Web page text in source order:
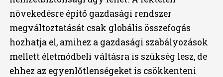
növekedésre építő gazdasági rendszer
megváltoztatását csak globális összefogás
hozhatja el, amihez a gazdasági szabályozások
mellett életmódbeli váltásra is szükség lesz, de
ehhez az egyenlőtlenségeket is csökkenteni